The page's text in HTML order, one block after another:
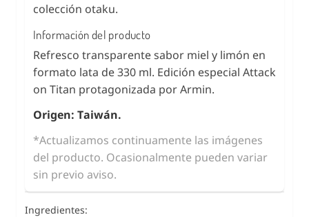
colección otaku.
Información del producto
Refresco transparente sabor miel y limón en
formato lata de 330 ml. Edición especial Attack
on Titan protagonizada por Armin.
Origen: Taiwán.
*Actualizamos continuamente las imágenes
del producto. Ocasionalmente pueden variar
sin previo aviso.
Ingredientes: